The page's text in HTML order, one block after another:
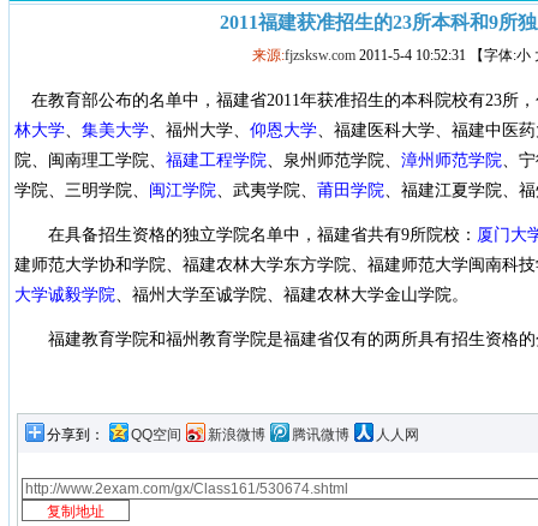
2011福建获准招生的23所本科和9所
来源:fjzsksw.com 2011-5-4 10:52:31 【字体:小
在教育部公布的名单中，福建省2011年获准招生的本科院校有23所
林大学、 集美大学、福州大学、 仰恩大学、福建医科大学、福建中医
院、闽南理工学院、 福建工程学院、泉州师范学院、 漳州师范学院、
学院、三明学院、 闽江学院、武夷学院、 莆田学院、福建江夏学院、
在具备招生资格的独立学院名单中，福建省共有9所院校： 厦门大
建师范大学协和学院、福建农林大学东方学院、福建师范大学闽南科
大学诚毅学院、福州大学至诚学院、福建农林大学金山学院。
福建教育学院和福州教育学院是福建省仅有的两所具有招生资格的
分享到： QQ空间 新浪微博 腾讯微博 人人网